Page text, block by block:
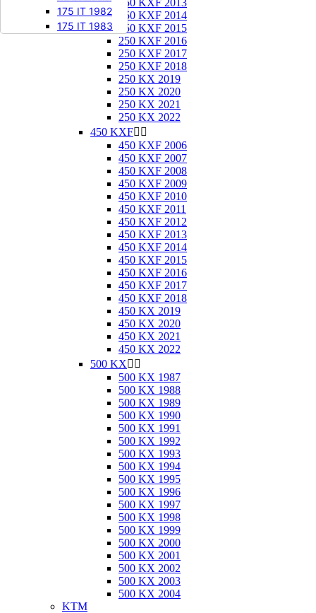
175 IT 1982
175 IT 1983
250 KXF 2013
250 KXF 2014
250 KXF 2015
250 KXF 2016
250 KXF 2017
250 KXF 2018
250 KX 2019
250 KX 2020
250 KX 2021
250 KX 2022
450 KXF 
450 KXF 2006
450 KXF 2007
450 KXF 2008
450 KXF 2009
450 KXF 2010
450 KXF 2011
450 KXF 2012
450 KXF 2013
450 KXF 2014
450 KXF 2015
450 KXF 2016
450 KXF 2017
450 KXF 2018
450 KX 2019
450 KX 2020
450 KX 2021
450 KX 2022
500 KX 
500 KX 1987
500 KX 1988
500 KX 1989
500 KX 1990
500 KX 1991
500 KX 1992
500 KX 1993
500 KX 1994
500 KX 1995
500 KX 1996
500 KX 1997
500 KX 1998
500 KX 1999
500 KX 2000
500 KX 2001
500 KX 2002
500 KX 2003
500 KX 2004
KTM